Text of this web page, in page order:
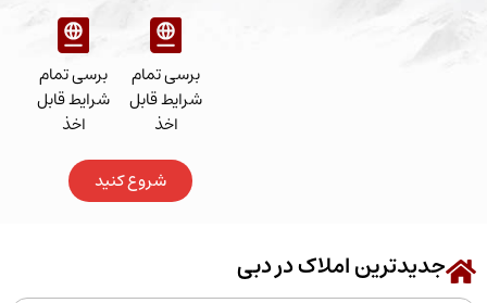
برسی تمام
شرایط قابل
اخذ
شروع کنید
املاک در دبی